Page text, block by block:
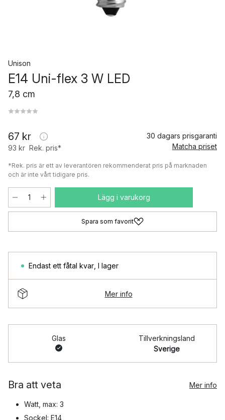
Unison
E14 Uni-flex 3 W LED
7,8 cm
67 kr
93 kr Rek. pris*
30 dagars prisgaranti
Matcha priset
*Rek. pris är ett av leverantören rekommenderat pris på marknaden
och är inte vårt tidigare pris.
Lägg i varukorg
Spara som favorit
Endast ett fåtal kvar I lager
Mer info
Glas
Tillverkningsland
Sverige
Bra att veta Mer info
Watt, max: 3
Sockel: E14